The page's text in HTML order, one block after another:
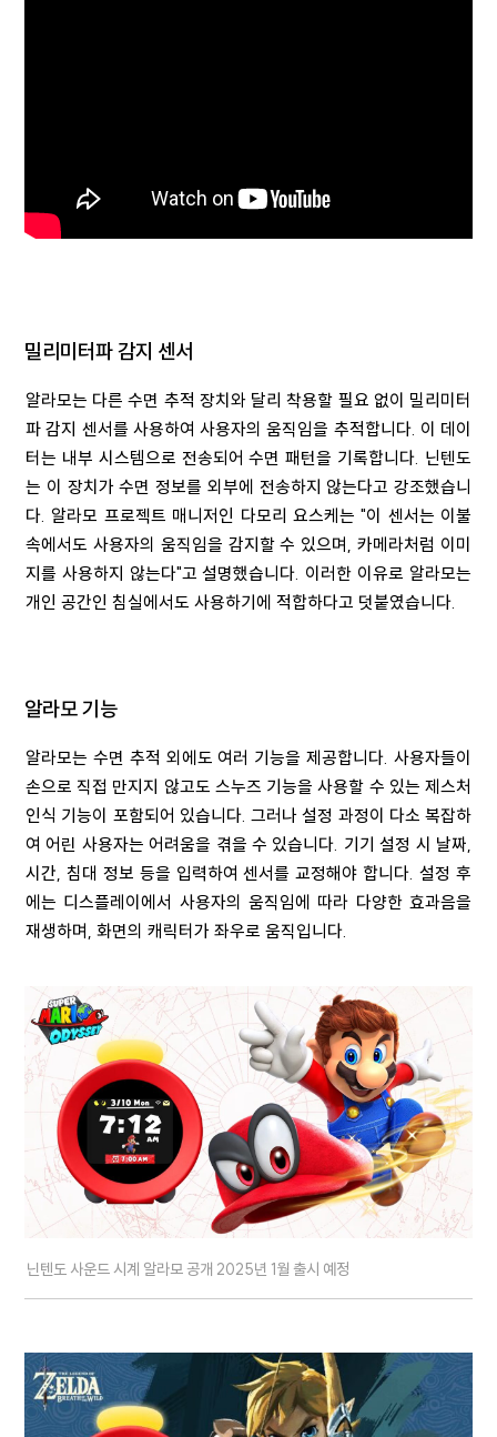
밀리미터파 감지 센서
알라모는 다른 수면 추적 장치와 달리 착용할 필요 없이 밀리미터
파 감지 센서를 사용하여 사용자의 움직임을 추적합니다. 이 데이
터는 내부 시스템으로 전송되어 수면 패턴을 기록합니다. 닌텐도
는 이 장치가 수면 정보를 외부에 전송하지 않는다고 강조했습니
다. 알라모 프로젝트 매니저인 다모리 요스케는 "이 센서는 이불
속에서도 사용자의 움직임을 감지할 수 있으며, 카메라처럼 이미
지를 사용하지 않는다"고 설명했습니다. 이러한 이유로 알라모는
개인 공간인 침실에서도 사용하기에 적합하다고 덧붙였습니다.
알라모 기능
알라모는 수면 추적 외에도 여러 기능을 제공합니다. 사용자들이
손으로 직접 만지지 않고도 스누즈 기능을 사용할 수 있는 제스처
인식 기능이 포함되어 있습니다. 그러나 설정 과정이 다소 복잡하
여 어린 사용자는 어려움을 겪을 수 있습니다. 기기 설정 시 날짜,
시간, 침대 정보 등을 입력하여 센서를 교정해야 합니다. 설정 후
에는 디스플레이에서 사용자의 움직임에 따라 다양한 효과음을
재생하며, 화면의 캐릭터가 좌우로 움직입니다.
닌텐도 사운드 시계 알라모 공개 2025년 1월 출시 예정